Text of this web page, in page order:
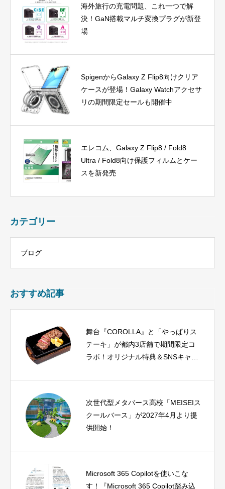
海外旅行の充電問題、これ一つで解
決！GaN搭載マルチ変換プラグが新登
場
SpigenからGalaxy Z Flip8向けクリア
ケースが登場！Galaxy Watchアクセサ
リの期間限定セールも開催中
エレコム、Galaxy Z Flip8 / Fold8
Ultra / Fold8向け保護フィルムとケー
スを新発売
カテゴリー
ブログ
おすすめ記事
舞台『COROLLA』と「やっぱりス
テーキ」が都内3店舗で期間限定コ
ラボ！オリジナル特典＆SNSキャン
次世代型メタバース高校「MEISEIス
クールバース」が2027年4月より提
供開始！
Microsoft 365 Copilotを使いこな
す！『Microsoft 365 Copilot踏み込